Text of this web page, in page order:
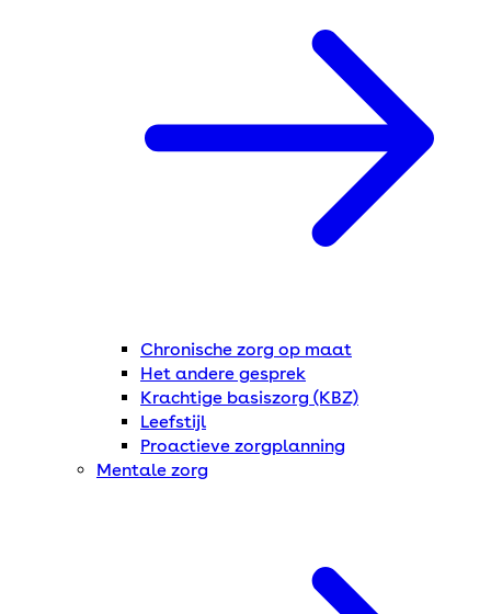
Chronische zorg op maat
Het andere gesprek
Krachtige basiszorg (KBZ)
Leefstijl
Proactieve zorgplanning
Mentale zorg